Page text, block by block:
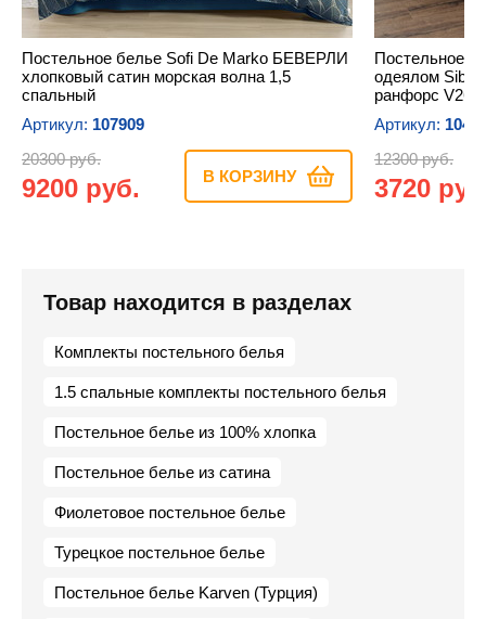
Постельное белье Sofi De Marko БЕВЕРЛИ
хлопковый сатин морская волна 1,5
спальный
Артикул: 107909
20300 руб.
9200 руб. В КОРЗИНУ
Постельное
одеялом
ранфорс V26
Артикул:
12300 руб.
3720
Товар находится в разделах
Комплекты постельного белья
1.5 спальные комплекты постельного белья
Постельное белье из 100% хлопка
Постельное белье из сатина
Фиолетовое постельное белье
Турецкое постельное белье
Постельное белье Karven (Турция)